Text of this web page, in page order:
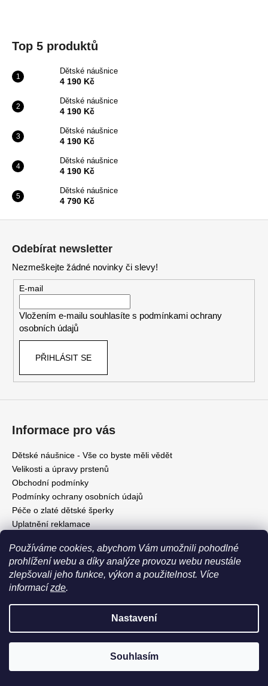
Používáme cookies, abychom Vám umožnili pohodlné
prohlížení webu a díky analýze provozu webu neustále
zlepšovali jeho funkce, výkon a použitelnost. Více
informacízde.
Nastavení
Souhlasím
Top 5 produktů
Dětské náušnice
4 190 Kč
Dětské náušnice
4 190 Kč
Dětské náušnice
4 190 Kč
Dětské náušnice
4 190 Kč
Dětské náušnice
4 790 Kč
Odebírat newsletter
Nezmeškejte žádné novinky či slevy!
E-mail
Vložením e-mailu souhlasíte s podmínkami ochrany
osobních údajů
PŘIHLÁSIT SE
Informace pro vás
Dětské náušnice - Vše co byste měli vědět
Velikosti a úpravy prstenů
Obchodní podmínky
Podmínky ochrany osobních údajů
Péče o zlaté dětské šperky
Uplatnění reklamace
Kontakt
Rady a tipy
Poslední hodnocení produktů
Dívčí náušnice
Hodnocení produktu je 5 z 5 hvězdiček.